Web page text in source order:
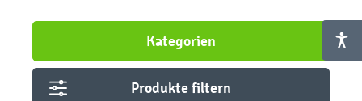
Kategorien
Produkte filtern